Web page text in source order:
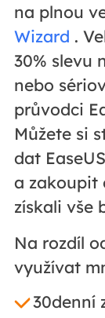
na plnou
Wizard .
30% slevu
nebo
průvodci
Můžete si
dat
a zakoupit
získali vše
Na rozdíl
využívat
30denní